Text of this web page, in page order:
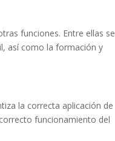
funciones. Entre ellas se
así como la formación y
la correcta aplicación de
funcionamiento del